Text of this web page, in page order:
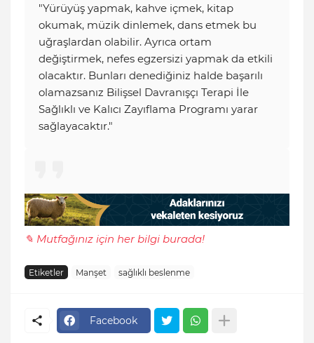
"Yürüyüş yapmak, kahve içmek, kitap
okumak, müzik dinlemek, dans etmek bu
uğraşlardan olabilir. Ayrıca ortam
değiştirmek, nefes egzersizi yapmak da etkili
olacaktır. Bunları denediğiniz halde başarılı
olamazsanız Bilişsel Davranışçı Terapi İle
Sağlıklı ve Kalıcı Zayıflama Programı yarar
sağlayacaktır."
✎ Mutfağınız için her bilgi burada!
Etiketler Manşet sağlıklı beslenme
Facebook